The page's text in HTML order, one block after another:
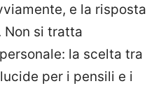
e la risposta
Non si tratta
la scelta tra
per i pensili e i